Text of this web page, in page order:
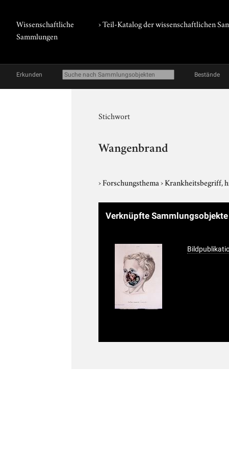
Wissenschaftliche
Sammlungen
› Teil-Katalog der wissenschaftlichen
Erkunden Bestände
Stichwort
Wangenbrand
›Forschungsthema›Krankheitsbegriff,
Verknüpfte Sammlungsobjekte